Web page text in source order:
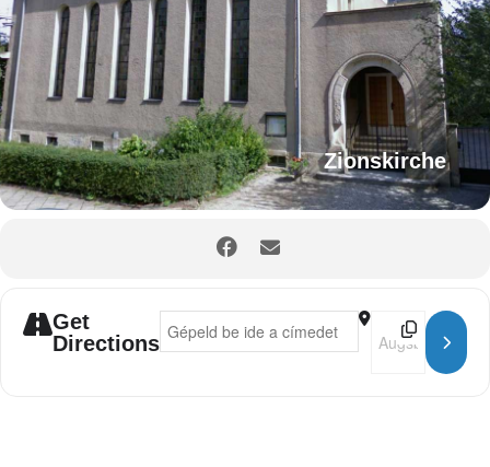
Zionskirche
Get
Directions
Address - Cserkésztalálkozó []Destination